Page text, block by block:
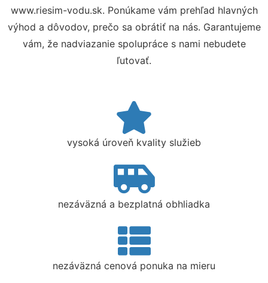
www.riesim-vodu.sk. Ponúkame vám prehľad hlavných
výhod a dôvodov, prečo sa obrátiť na nás. Garantujeme
vám, že nadviazanie spolupráce s nami nebudete
ľutovať.
vysoká úroveň kvality služieb
nezáväzná a bezplatná obhliadka
nezáväzná cenová ponuka na mieru